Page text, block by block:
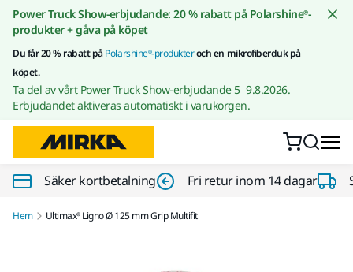
Gå till innehållet
Power Truck Show-erbjudande: 20 % rabatt på Polarshine®-
produkter + gåva på köpet
Du får 20 % rabatt påPolarshine®-produkteroch en mikrofiberduk på
köpet.
Ta del av vårt Power Truck Show-erbjudande 5–9.8.2026.
Erbjudandet aktiveras automatiskt i varukorgen.
Säker kortbetalning Fri retur inom 14 dagar
Hem Ultimax® Ligno Ø 125 mm Grip Multifit